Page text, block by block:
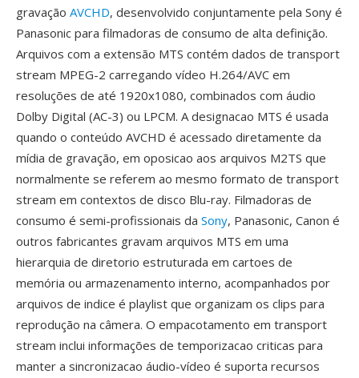
gravação AVCHD, desenvolvido conjuntamente pela Sony é
Panasonic para filmadoras de consumo de alta definição.
Arquivos com a extensão MTS contém dados de transport
stream MPEG-2 carregando vídeo H.264/AVC em
resoluções de até 1920x1080, combinados com áudio
Dolby Digital (AC-3) ou LPCM. A designacao MTS é usada
quando o conteúdo AVCHD é acessado diretamente da
mídia de gravação, em oposicao aos arquivos M2TS que
normalmente se referem ao mesmo formato de transport
stream em contextos de disco Blu-ray. Filmadoras de
consumo é semi-profissionais da Sony, Panasonic, Canon é
outros fabricantes gravam arquivos MTS em uma
hierarquia de diretorio estruturada em cartoes de
memória ou armazenamento interno, acompanhados por
arquivos de indice é playlist que organizam os clips para
reprodução na câmera. O empacotamento em transport
stream inclui informações de temporizacao criticas para
manter a sincronizacao áudio-vídeo é suporta recursos